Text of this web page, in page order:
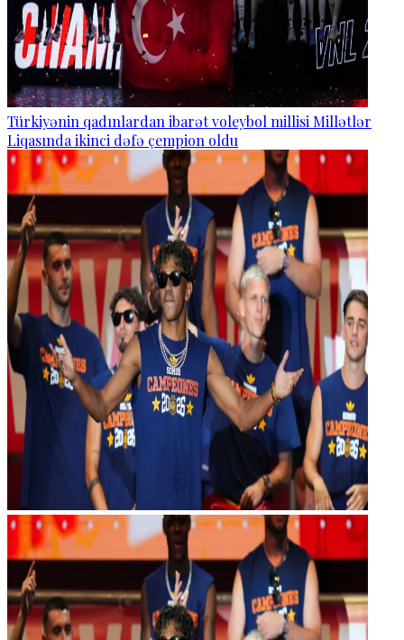
Türkiyənin qadınlardan ibarət voleybol millisi Millətlər
Liqasında ikinci dəfə çempion oldu